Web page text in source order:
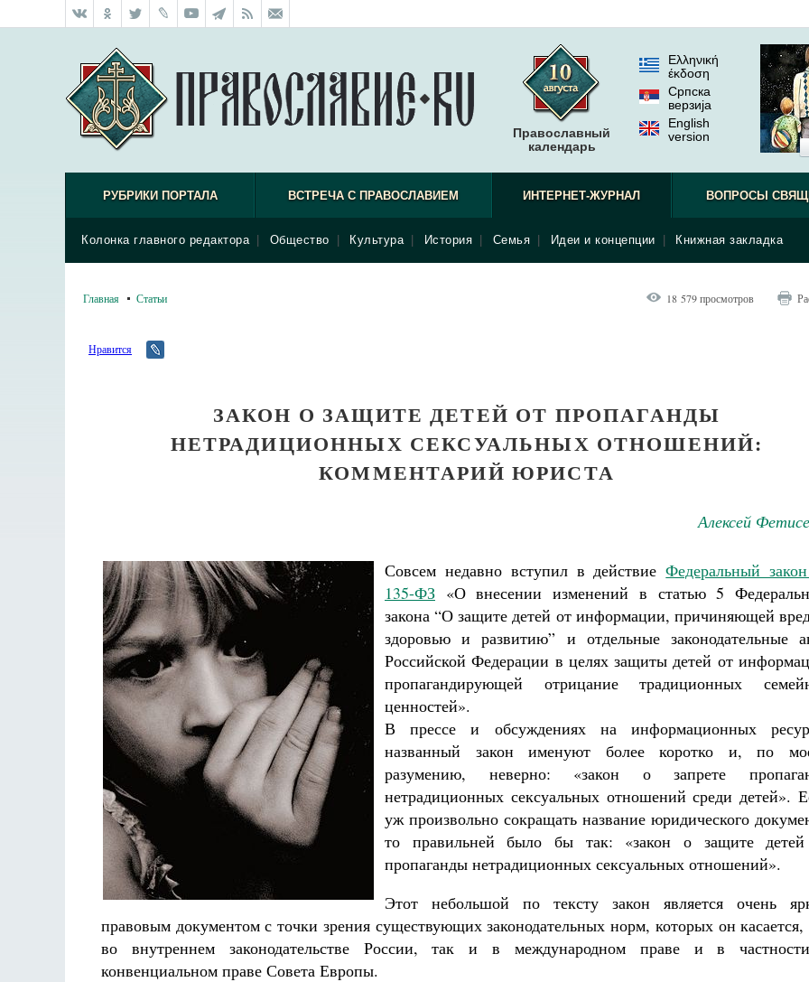
Православный
календарь
Ελληνική
έκδοση
Српска
верзиjа
English
version
РУБРИКИ ПОРТАЛА ВСТРЕЧА С ПРАВОСЛАВИЕМ ИНТЕРНЕТ-ЖУРНАЛ
Колонка главного редактора Общество Культура История Семья Идеи и концепции Книжная закладка
ВОПРОСЫ
Главная Статьи 18 579 просмотров
Нравится
ЗАКОН О ЗАЩИТЕ ДЕТЕЙ ОТ ПРОПАГАНДЫ
НЕТРАДИЦИОННЫХ СЕКСУАЛЬНЫХ ОТНОШЕНИЙ:
КОММЕНТАРИЙ ЮРИСТА
Алексей
Совсем недавно вступил в действиеФедеральный
135-ФЗ «О внесении изменений в статью 5
закона “О защите детей от информации, причиняющей
здоровью и развитию” и отдельные законодательные
Российской Федерации в целях защиты детей от
пропагандирующей отрицание традиционных
ценностей».
В прессе и обсуждениях на информационных
названный закон именуют более коротко и, по
разумению, неверно: «закон о запрете
нетрадиционных сексуальных отношений среди детей».
уж произвольно сокращать название юридического
то правильней было бы так: «закон о защите
пропаганды нетрадиционных сексуальных отношений».
Этот небольшой по тексту закон является очень
правовым документом с точки зрения существующих законодательных норм, которых он касается,
во внутреннем законодательстве России, так и в международном праве и в
конвенциальном праве Совета Европы.
Разлуки не будет
Фредерика де Грааф
Великомученик Георгий Победоносец.
Роман Котов